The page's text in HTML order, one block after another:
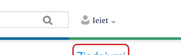
Ieiet